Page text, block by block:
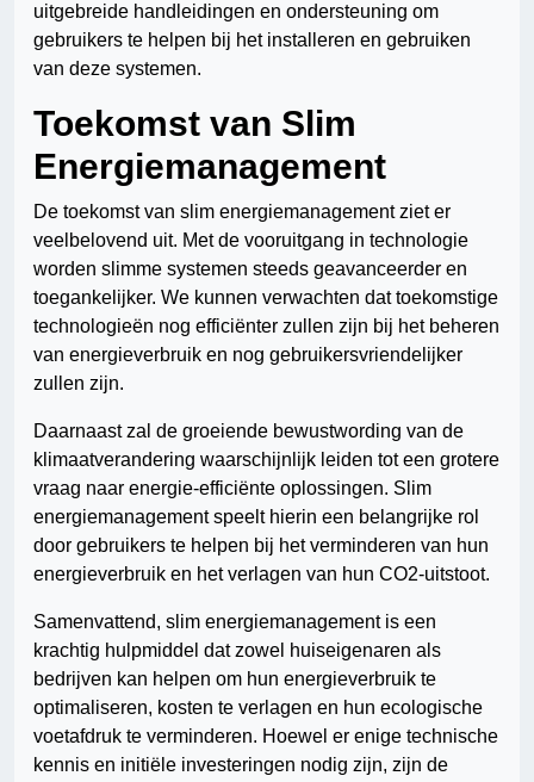
uitgebreide handleidingen en ondersteuning om
gebruikers te helpen bij het installeren en gebruiken
van deze systemen.
Toekomst van Slim
Energiemanagement
De toekomst van slim energiemanagement ziet er
veelbelovend uit. Met de vooruitgang in technologie
worden slimme systemen steeds geavanceerder en
toegankelijker. We kunnen verwachten dat toekomstige
technologieën nog efficiënter zullen zijn bij het beheren
van energieverbruik en nog gebruikersvriendelijker
zullen zijn.
Daarnaast zal de groeiende bewustwording van de
klimaatverandering waarschijnlijk leiden tot een grotere
vraag naar energie-efficiënte oplossingen. Slim
energiemanagement speelt hierin een belangrijke rol
door gebruikers te helpen bij het verminderen van hun
energieverbruik en het verlagen van hun CO2-uitstoot.
Samenvattend, slim energiemanagement is een
krachtig hulpmiddel dat zowel huiseigenaren als
bedrijven kan helpen om hun energieverbruik te
optimaliseren, kosten te verlagen en hun ecologische
voetafdruk te verminderen. Hoewel er enige technische
kennis en initiële investeringen nodig zijn, zijn de